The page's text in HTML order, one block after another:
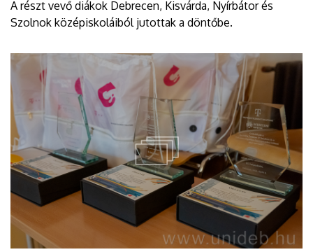
A részt vevő diákok Debrecen, Kisvárda, Nyírbátor és
Szolnok középiskoláiból jutottak a döntőbe.